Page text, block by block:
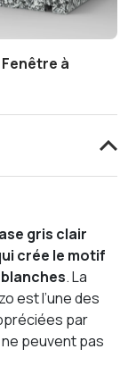
à
gris clair
crée le motif
. La
est l’une des
par
peuvent pas